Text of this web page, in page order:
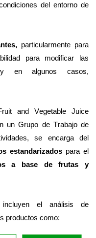
del entorno de
particularmente para
para modificar las
y en algunos casos,
and Vegetable Juice
un Grupo de Trabajo de
se encarga del
estandarizados para el
a base de frutas y
incluyen el análisis de
productos como: